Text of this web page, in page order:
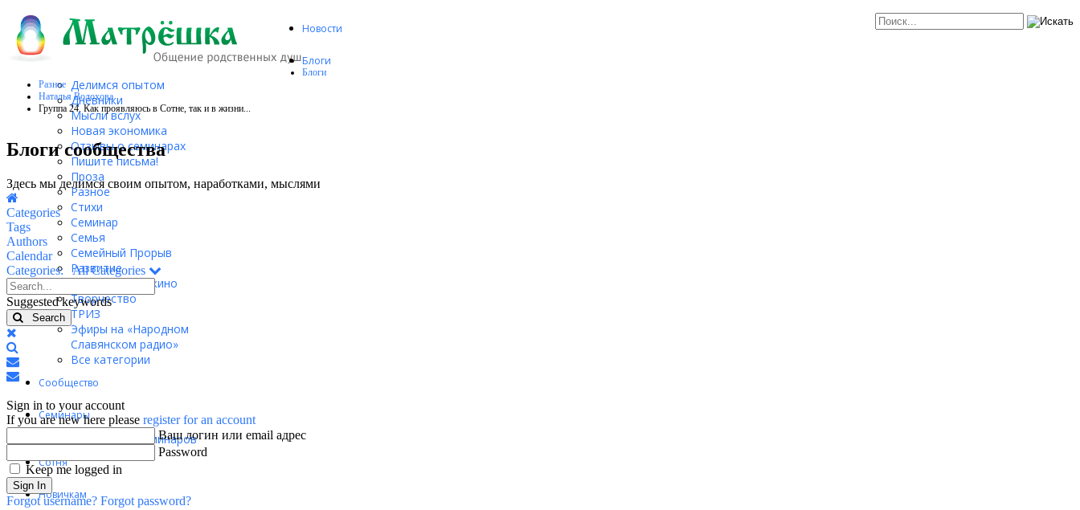
Новости
Блоги
Делимся опытом
Дневники
Мысли вслух
Новая экономика
Отзывы о семинарах
Пишите письма!
Проза
Разное
Стихи
Семинар
Семья
Семейный Прорыв
Развитие
Родительское кино
Творчество
ТРИЗ
Эфиры на «Народном
Славянском радио»
Все категории
Сообщество
Семинары
Материалы семинаров
Сотня
Новичкам
Блоги
Разное
Наталья Волохова
Группа 24. Как проявляюсь в Сотне, так и в жизни...
Блоги сообщества
Здесь мы делимся своим опытом, наработками, мыслями
Categories
Tags
Authors
Calendar
Categories:
All Categories
Search...
Suggested keywords
Search
Подписаться
на
блог
Отписаться
блога
In
Sign in to your account
If you are new here please register for an account
Ваш логин или email адрес
Password
Keep me logged in
Sign In
Forgot username? Forgot password?